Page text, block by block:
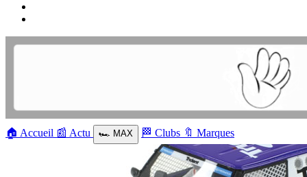
🏠 Accueil 📰 Actu 🏎️ MAX 🏁 Clubs 🔖 Marques